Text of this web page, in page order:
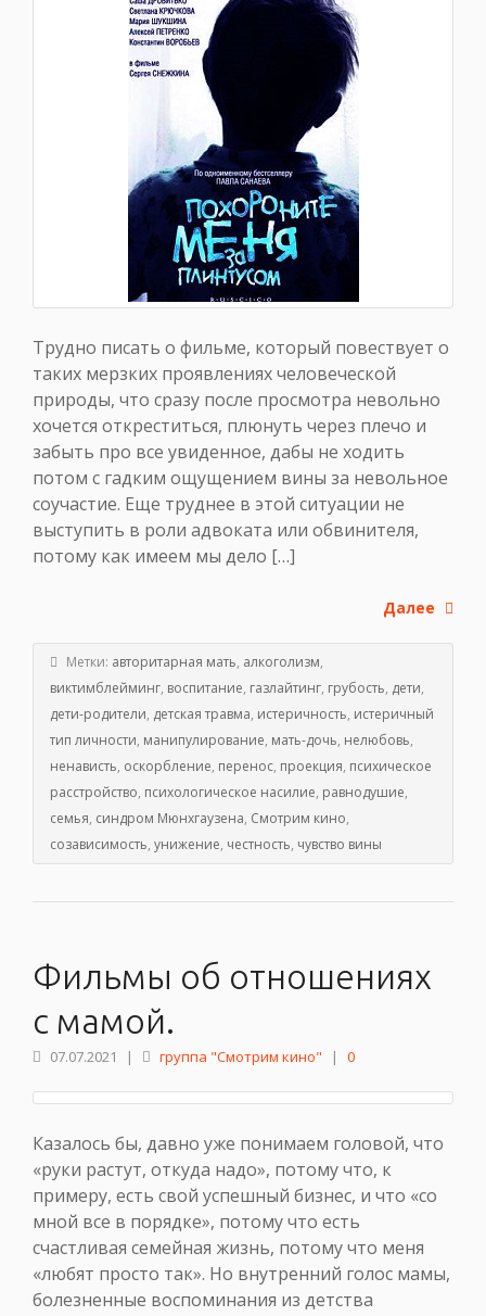
Трудно писать о фильме, который повествует о
таких мерзких проявлениях человеческой
природы, что сразу после просмотра невольно
хочется откреститься, плюнуть через плечо и
забыть про все увиденное, дабы не ходить
потом с гадким ощущением вины за невольное
соучастие. Еще труднее в этой ситуации не
выступить в роли адвоката или обвинителя,
потому как имеем мы дело […]
Далее
Метки: авторитарная мать, алкоголизм,
виктимблейминг, воспитание, газлайтинг, грубость, дети,
дети-родители, детская травма, истеричность, истеричный
тип личности, манипулирование, мать-дочь, нелюбовь,
ненависть, оскорбление, перенос, проекция, психическое
расстройство, психологическое насилие, равнодушие,
семья, синдром Мюнхгаузена, Смотрим кино,
созависимость, унижение, честность, чувство вины
Фильмы об отношениях
с мамой.
07.07.2021 | группа "Смотрим кино" | 0
Казалось бы, давно уже понимаем головой, что
«руки растут, откуда надо», потому что, к
примеру, есть свой успешный бизнес, и что «со
мной все в порядке», потому что есть
счастливая семейная жизнь, потому что меня
«любят просто так». Но внутренний голос мамы,
болезненные воспоминания из детства